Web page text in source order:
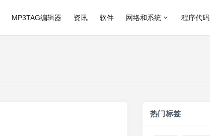
MP3TAG编辑器 资讯 软件 网络和系统 程序代码
热门标签